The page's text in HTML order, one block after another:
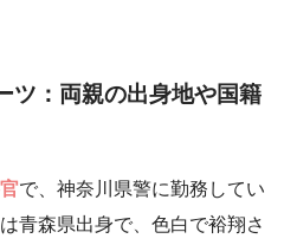
ツ：両親の出身地や国籍
で、神奈川県警に勤務してい
青森県出身で、色白で裕翔さ